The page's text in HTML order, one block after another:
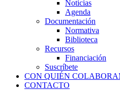
Noticias
Agenda
Documentación
Normativa
Biblioteca
Recursos
Financiación
Suscríbete
CON QUIÉN
CONTACTO